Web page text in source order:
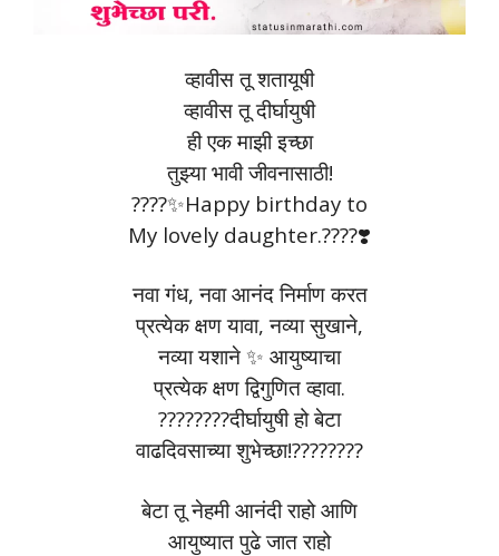
व्हावीस तू शतायूषी
व्हावीस तू दीर्घायुषी
ही एक माझी इच्छा
तुझ्या भावी जीवनासाठी!
????✨Happy birthday to
My lovely daughter.????❣️
नवा गंध, नवा आनंद निर्माण करत
प्रत्येक क्षण यावा, नव्या सुखाने,
नव्या यशाने ✨ आयुष्याचा
प्रत्येक क्षण द्विगुणित व्हावा.
????????दीर्घायुषी हो बेटा
वाढदिवसाच्या शुभेच्छा!????????
बेटा तू नेहमी आनंदी राहो आणि
आयुष्यात पुढे जात राहो